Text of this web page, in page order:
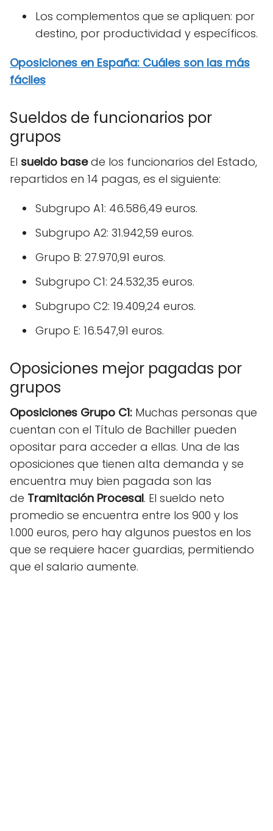
Los complementos que se apliquen: por
destino, por productividad y específicos.
Oposiciones en España: Cuáles son las más
fáciles
Sueldos de funcionarios por
grupos
El sueldo basede los funcionarios del Estado,
repartidos en 14 pagas, es el siguiente:
Subgrupo A1: 46.586,49 euros.
Subgrupo A2: 31.942,59 euros.
Grupo B: 27.970,91 euros.
Subgrupo C1: 24.532,35 euros.
Subgrupo C2: 19.409,24 euros.
Grupo E: 16.547,91 euros.
Oposiciones mejor pagadas por
grupos
Oposiciones Grupo C1: Muchas personas que
cuentan con el Título de Bachiller pueden
opositar para acceder a ellas. Una de las
oposiciones que tienen alta demanda y se
encuentra muy bien pagada son las
de Tramitación Procesal. El sueldo neto
promedio se encuentra entre los 900 y los
1.000 euros, pero hay algunos puestos en los
que se requiere hacer guardias, permitiendo
que el salario aumente.